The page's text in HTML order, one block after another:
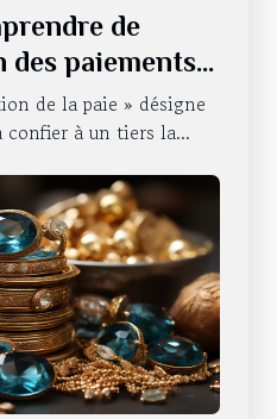
de
paiements
?de la paie » désigne
à un tiers la...